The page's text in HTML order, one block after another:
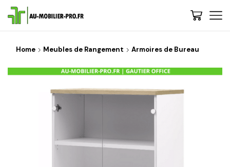
Home Meubles de Rangement Armoires de Bureau